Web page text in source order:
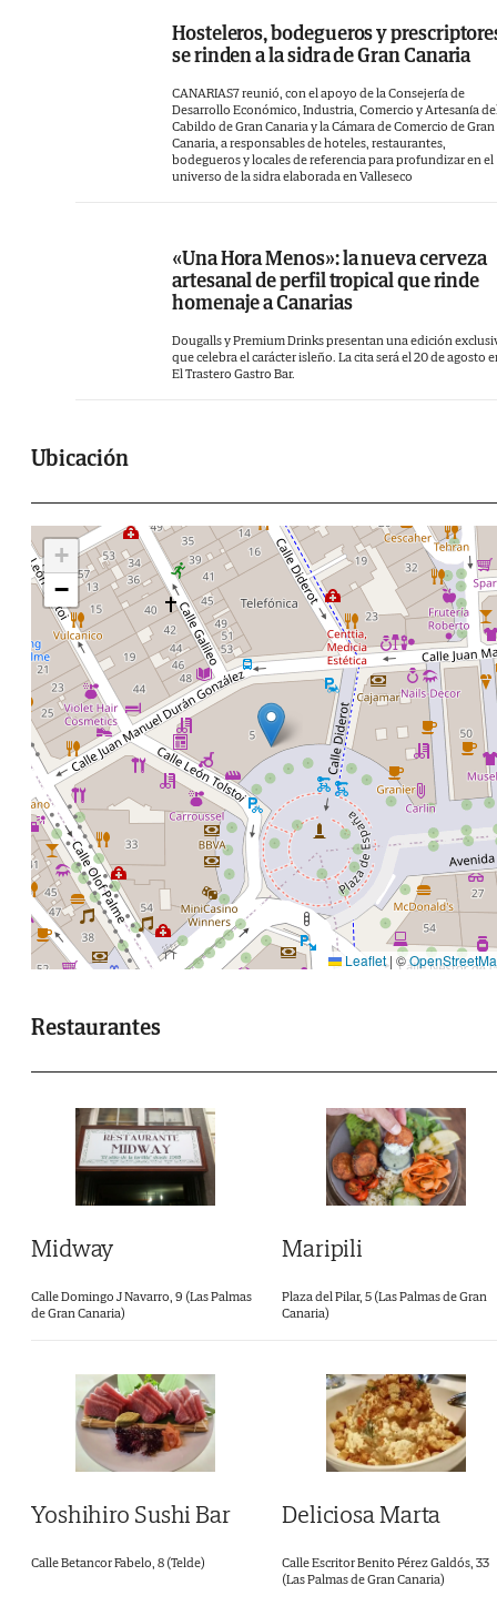
Hosteleros, bodegueros y
se rinden a la sidra de Gran Canaria
CANARIAS7 reunió, con el apoyo de la Consejería de
Desarrollo Económico, Industria, Comercio y Artesanía
Cabildo de Gran Canaria y la Cámara de Comercio de Gran
Canaria, a responsables de hoteles, restaurantes,
bodegueros y locales de referencia para profundizar en el
universo de la sidra elaborada en Valleseco
«Una Hora Menos»: la nueva cerveza
artesanal de perfil tropical que rinde
homenaje a Canarias
Dougalls y Premium Drinks presentan una edición
que celebra el carácter isleño. La cita será el 20 de agosto
El Trastero Gastro Bar.
Ubicación
+
−
Leaflet | ©
Restaurantes
Midway
Calle Domingo J Navarro, 9 (Las Palmas
de Gran Canaria)
Maripili
Plaza del Pilar, 5 (Las Palmas de Gran
Canaria)
Yoshihiro Sushi Bar
Calle Betancor Fabelo, 8 (Telde)
Deliciosa Marta
Calle Escritor Benito Pérez Galdós, 33
(Las Palmas de Gran Canaria)